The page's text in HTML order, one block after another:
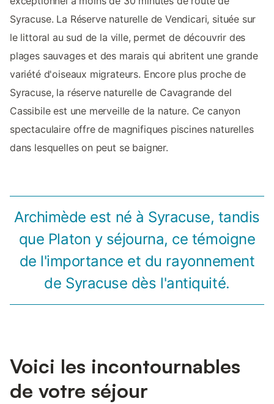
Syracuse. La Réserve naturelle de Vendicari, située sur
le littoral au sud de la ville, permet de découvrir des
plages sauvages et des marais qui abritent une grande
variété d'oiseaux migrateurs. Encore plus proche de
Syracuse, la réserve naturelle de Cavagrande del
Cassibile est une merveille de la nature. Ce canyon
spectaculaire offre de magnifiques piscines naturelles
dans lesquelles on peut se baigner.
Archimède est né à Syracuse, tandis
que Platon y séjourna, ce témoigne
de l'importance et du rayonnement
de Syracuse dès l'antiquité.
Voici les incontournables
de votre séjour